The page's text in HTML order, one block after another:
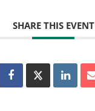
SHARE THIS EVENT